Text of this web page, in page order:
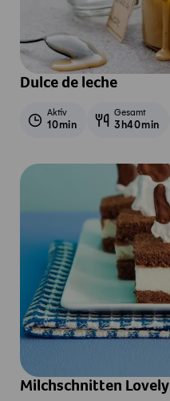
Dulce de leche
Aktiv
10min
Gesamt
3h40min
Milchschnitten Lovely